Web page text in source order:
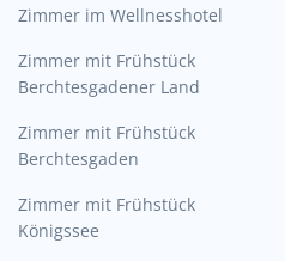
Zimmer im Wellnesshotel
Zimmer mit Frühstück
Berchtesgadener Land
Zimmer mit Frühstück
Berchtesgaden
Zimmer mit Frühstück
Königssee